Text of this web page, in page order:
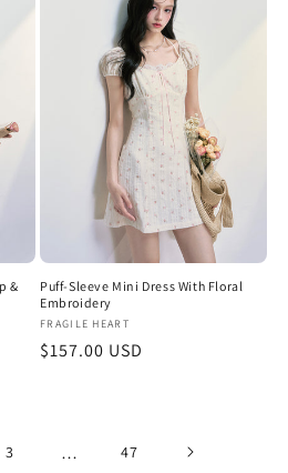
&
Puff-Sleeve Mini Dress With Floral
Embroidery
販
売
FRAGILE HEART
通
$157.00 USD
3 … 47